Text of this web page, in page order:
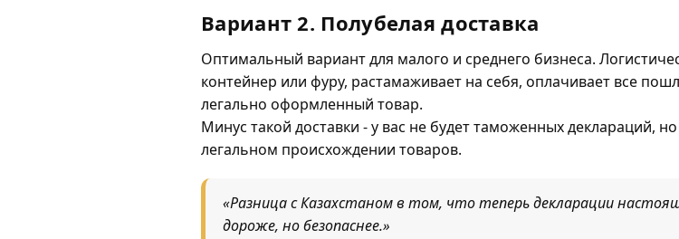
Вариант 2. Полубелая доставка
Оптимальный вариант для малого и среднего бизнеса.
контейнер или фуру, растамаживает на себя, оплачивает все
легально оформленный товар.
Минус такой доставки - у вас не будет таможенных деклараций,
легальном происхождении товаров.
«Разница с Казахстаном в том, что теперь декларации
дороже, но безопаснее.»